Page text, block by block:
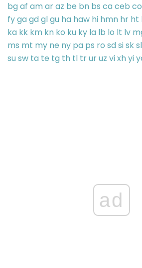
bgaf amaraz be bn bs caceb co
fygagdglgu ha haw hi hmn hr ht
ka kk km kn ko ku ky la lb lo lt lv
ms mt my ne ny pa ps ro sdsisksl
susw ta te tg th tl truruz vixhyi
ad